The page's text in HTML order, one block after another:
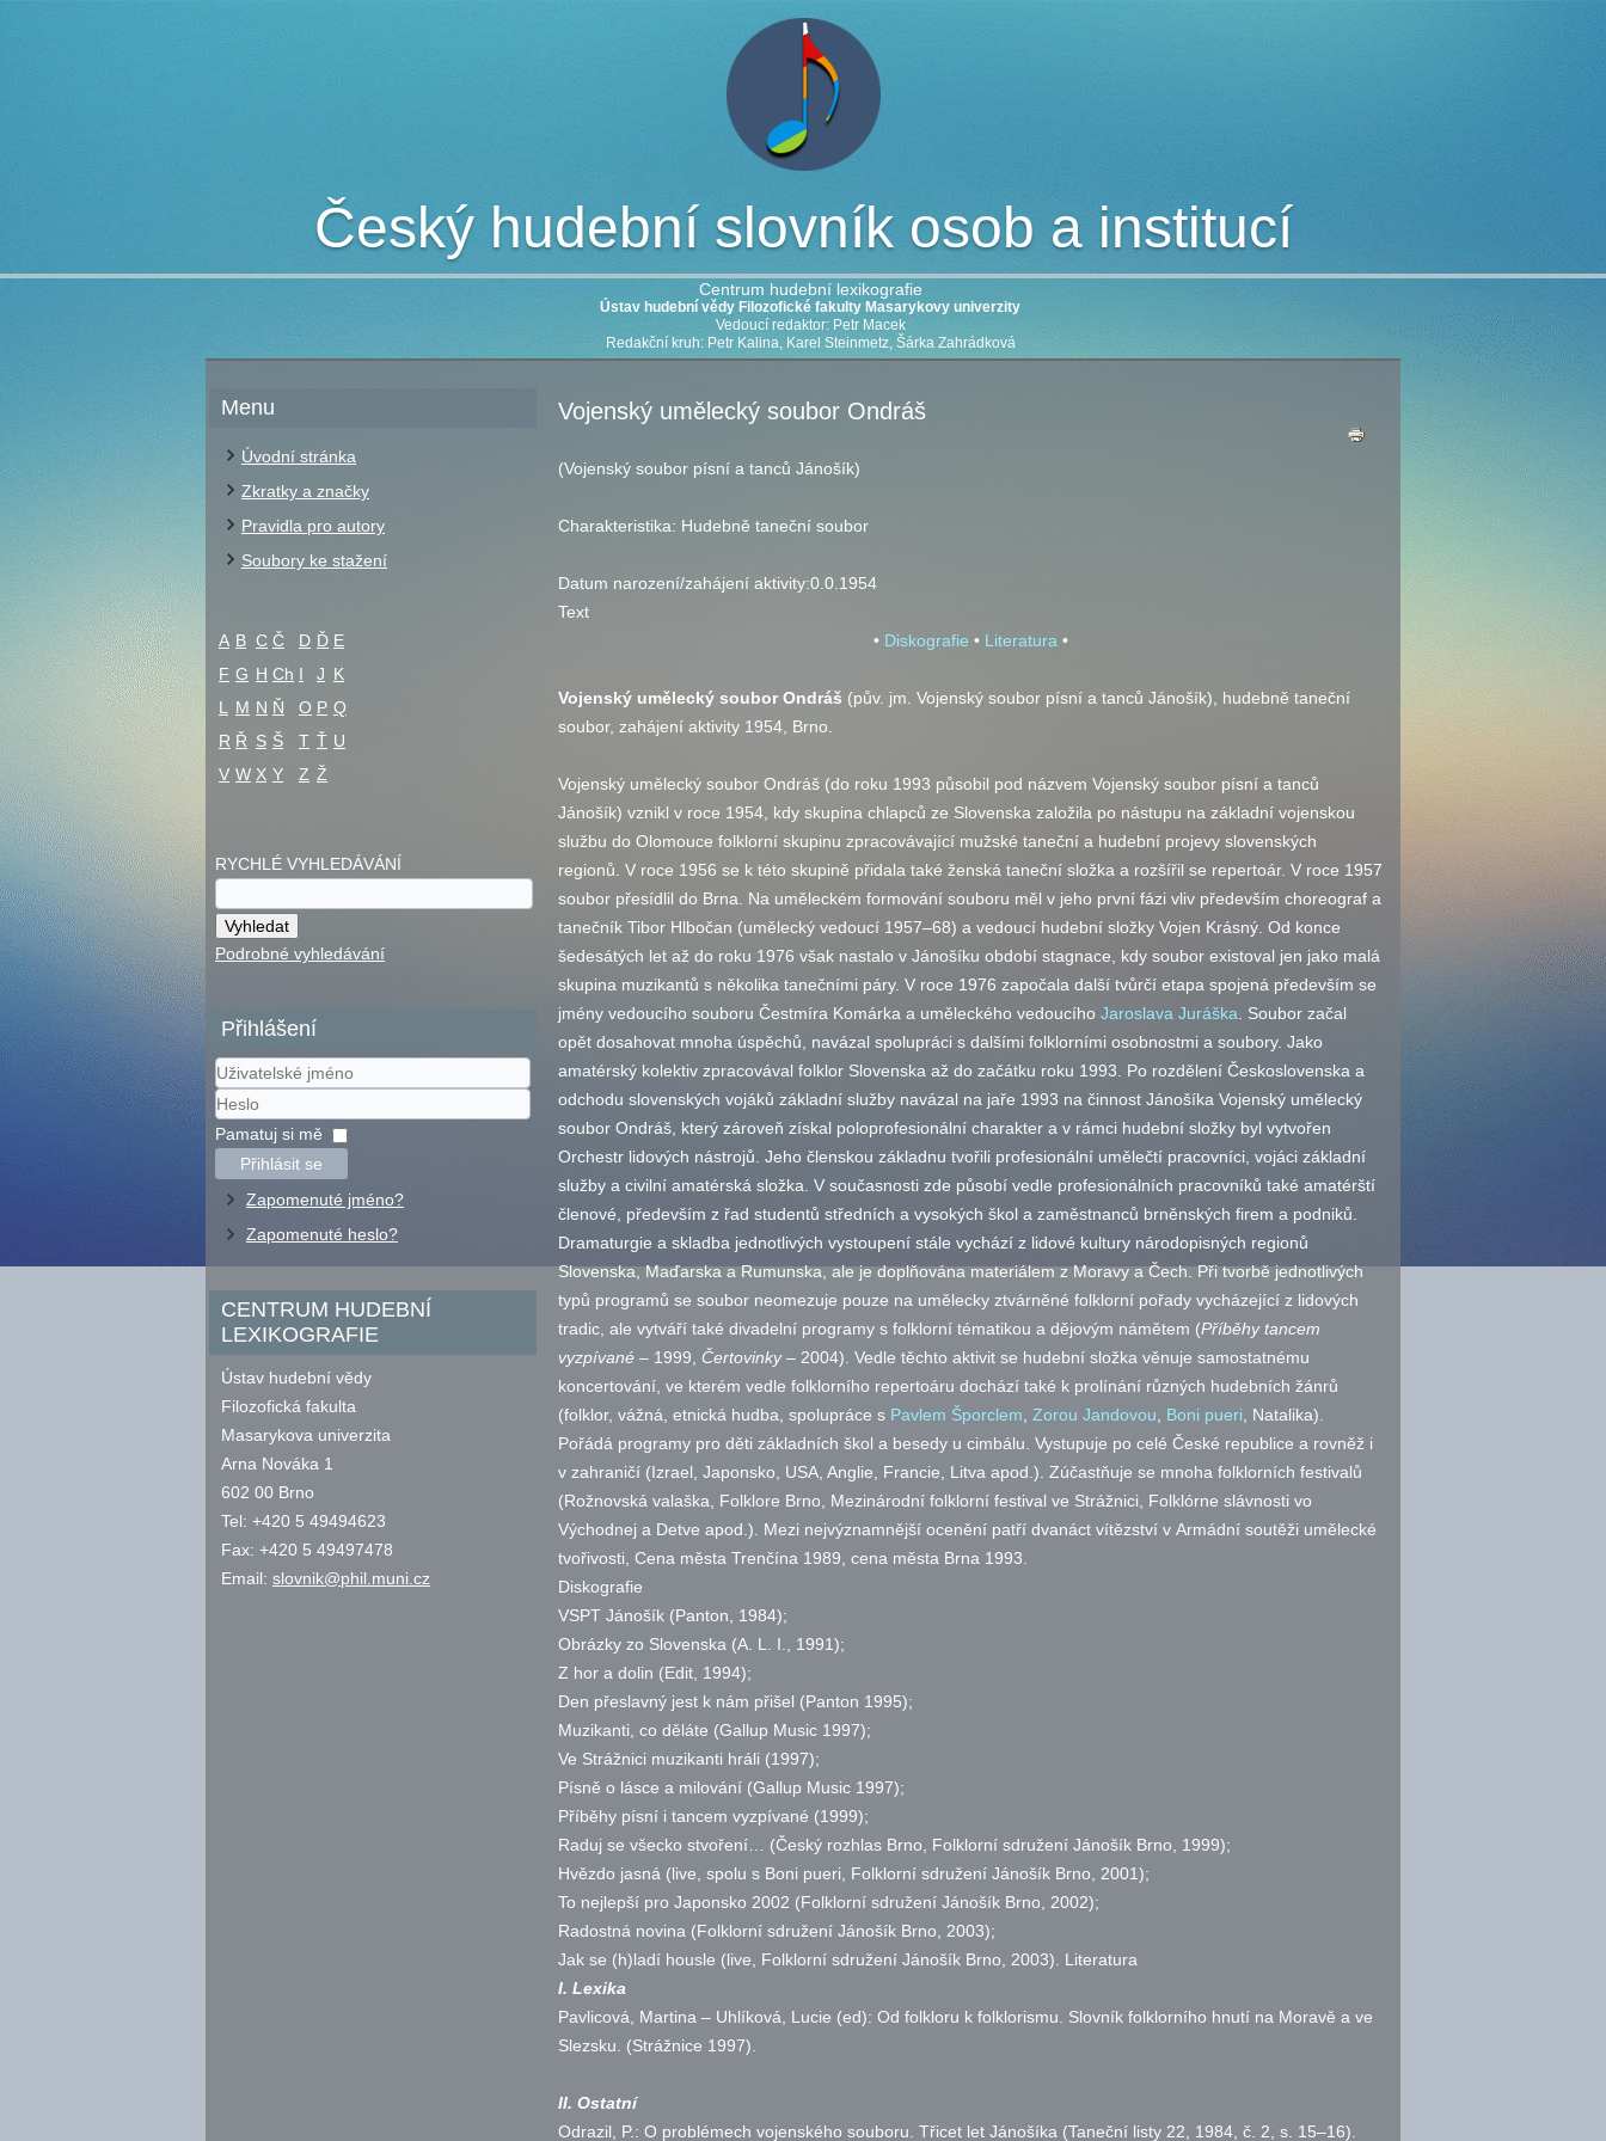
Český hudební slovník osob a institucí
Centrum hudební lexikografie
Ústav hudební vědy Filozofické fakulty Masarykovy univerzity
Vedoucí redaktor: Petr Macek
Redakční kruh: Petr Kalina, Karel Steinmetz, Šárka Zahrádková
Menu
Úvodní stránka
Zkratky a značky
Pravidla pro autory
Soubory ke stažení
A B C Č D Ď E
F G H Ch I J K
L
M N Ň O P Q
R Ř S Š T Ť U
V W X Y Z Ž
RYCHLÉ VYHLEDÁVÁNÍ
Podrobné vyhledávání
Přihlášení
Uživatelské
jméno
Heslo
Pamatuj si mě
Přihlásit se
Zapomenuté jméno?
Zapomenuté heslo?
CENTRUM HUDEBNÍ
LEXIKOGRAFIE
Ústav hudební vědy
Filozofická fakulta
Masarykova univerzita
Arna Nováka 1
602 00 Brno
Tel: +420 5 49494623
Fax: +420 5 49497478
Email: slovnik@phil.muni.cz
Vojenský umělecký soubor Ondráš
(Vojenský soubor písní a tanců Jánošík)
Charakteristika: Hudebně taneční soubor
Datum narození/zahájení aktivity:0.0.1954
Text
• Diskografie • Literatura •
Vojenský umělecký soubor Ondráš (pův. jm. Vojenský soubor písní a tanců Jánošík), hudebně taneční
soubor, zahájení aktivity 1954, Brno.
Vojenský umělecký soubor Ondráš (do roku 1993 působil pod názvem Vojenský soubor písní a tanců
Jánošík) vznikl v roce 1954, kdy skupina chlapců ze Slovenska založila po nástupu na základní vojenskou
službu do Olomouce folklorní skupinu zpracovávající mužské taneční a hudební projevy slovenských
regionů. V roce 1956 se k této skupině přidala také ženská taneční složka a rozšířil se repertoár. V roce 1957
soubor přesídlil do Brna. Na uměleckém formování souboru měl v jeho první fázi vliv především choreograf a
tanečník Tibor Hlbočan (umělecký vedoucí 1957–68) a vedoucí hudební složky Vojen Krásný. Od konce
šedesátých let až do roku 1976 však nastalo v Jánošíku období stagnace, kdy soubor existoval jen jako malá
skupina muzikantů s několika tanečními páry. V roce 1976 započala další tvůrčí etapa spojená především se
jmény vedoucího souboru Čestmíra Komárka a uměleckého vedoucího Jaroslava Juráška . Soubor začal
opět dosahovat mnoha úspěchů, navázal spolupráci s dalšími folklorními osobnostmi a soubory. Jako
amatérský kolektiv zpracovával folklor Slovenska až do začátku roku 1993. Po rozdělení Československa a
odchodu slovenských vojáků základní služby navázal na jaře 1993 na činnost Jánošíka Vojenský umělecký
soubor Ondráš, který zároveň získal poloprofesionální charakter a v rámci hudební složky byl vytvořen
Orchestr lidových nástrojů. Jeho členskou základnu tvořili profesionální umělečtí pracovníci, vojáci základní
služby a civilní amatérská složka. V současnosti zde působí vedle profesionálních pracovníků také amatérští
členové, především z řad studentů středních a vysokých škol a zaměstnanců brněnských firem a podniků.
Dramaturgie a skladba jednotlivých vystoupení stále vychází z lidové kultury národopisných regionů
Slovenska, Maďarska a Rumunska, ale je doplňována materiálem z Moravy a Čech. Při tvorbě jednotlivých
typů programů se soubor neomezuje pouze na umělecky ztvárněné folklorní pořady vycházející z lidových
tradic, ale vytváří také divadelní programy s folklorní tématikou a dějovým námětem (Příběhy tancem
vyzpívané – 1999, Čertovinky– 2004). Vedle těchto aktivit se hudební složka věnuje samostatnému
koncertování, ve kterém vedle folklorního repertoáru dochází také k prolínání různých hudebních žánrů
(folklor, vážná, etnická hudba, spolupráce s Pavlem Šporclem Zorou Jandovou Boni pueri , Natalika).
Pořádá programy pro děti základních škol a besedy u cimbálu. Vystupuje po celé České republice a rovněž i
v zahraničí (Izrael, Japonsko, USA, Anglie, Francie, Litva apod. ). Zúčastňuje se mnoha folklorních festivalů
(Rožnovská valaška, Folklore Brno, Mezinárodní folklorní festival ve Strážnici, Folklórne slávnosti vo
Východnej a Detve apod. ). Mezi nejvýznamnější ocenění patří dvanáct vítězství v Armádní soutěži umělecké
tvořivosti, Cena města Trenčína 1989, cena města Brna 1993.
Diskografie
VSPT Jánošík (Panton, 1984);
Obrázky zo Slovenska (A. L. I., 1991);
Z hor a dolin (Edit, 1994);
Den přeslavný jest k nám přišel (Panton 1995);
Muzikanti, co děláte (Gallup Music 1997);
Ve Strážnici muzikanti hráli (1997);
Písně o lásce a milování (Gallup Music 1997);
Příběhy písní i tancem vyzpívané (1999);
Raduj se všecko stvoření… (Český rozhlas Brno, Folklorní sdružení Jánošík Brno, 1999);
Hvězdo jasná (live, spolu s Boni pueri, Folklorní sdružení Jánošík Brno, 2001);
To nejlepší pro Japonsko 2002 (Folklorní sdružení Jánošík Brno, 2002);
Radostná novina (Folklorní sdružení Jánošík Brno, 2003);
Jak se (h)ladí housle (live, Folklorní sdružení Jánošík Brno, 2003).
Literatura
I. Lexika
Pavlicová, Martina – Uhlíková, Lucie (ed): Od folkloru k folklorismu. Slovník folklorního hnutí na Moravě a ve
Slezsku. (Strážnice 1997).
II. Ostatní
Odrazil, P.: O problémech vojenského souboru. Třicet let Jánošíka (Taneční listy 22, 1984, č. 2, s. 15–16).